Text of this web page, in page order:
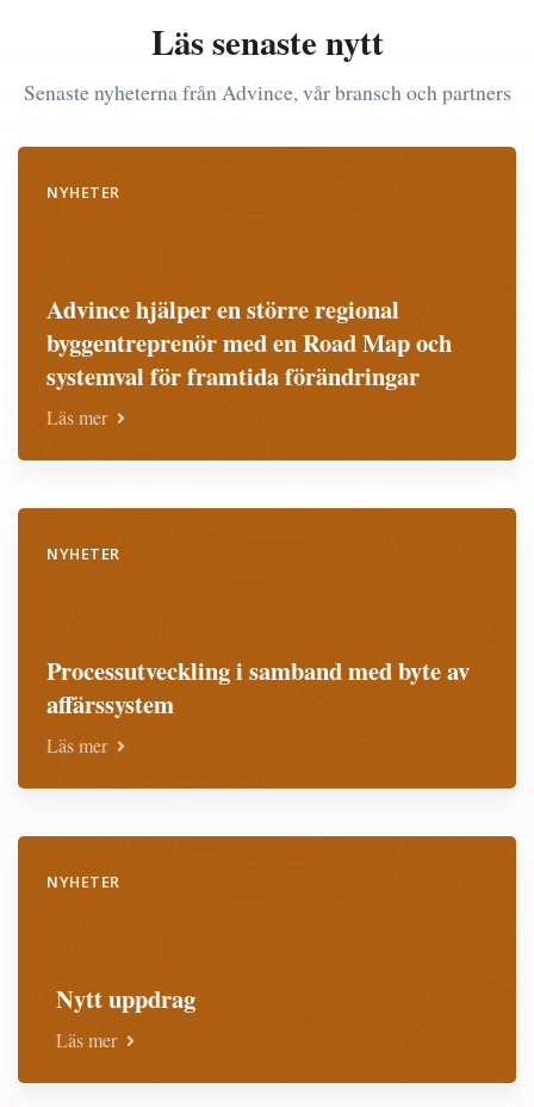
Läs senaste nytt
Senaste nyheterna från Advince, vår bransch och partners
NYHETER
Advince hjälper en större regional
byggentreprenör med en Road Map och
systemval för framtida förändringar
Läs mer
NYHETER
Processutveckling i samband med byte av
affärssystem
Läs mer
NYHETER
Nytt uppdrag
Läs mer